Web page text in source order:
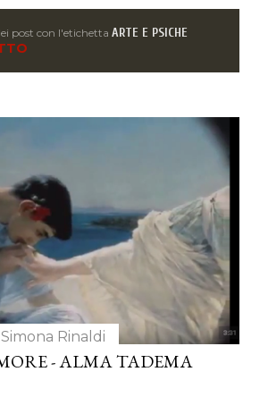
post con l'etichetta ARTE E PSICHE
Simona Rinaldi
- ALMA TADEMA